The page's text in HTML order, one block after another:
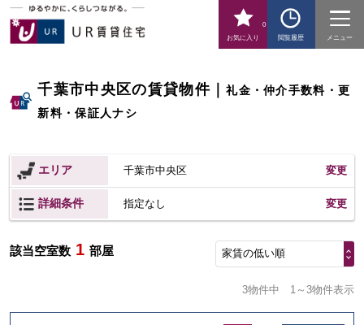
お気に入り
0
閲覧履歴
メニュー
千葉市中央区の賃貸物件｜礼金・仲介手数料・更
新料・保証人ナシ
エリア 千葉市中央区 変更
詳細条件 指定なし 変更
該当空室数 1 部屋 家賃の低い順
3物件中 1～3物件表示